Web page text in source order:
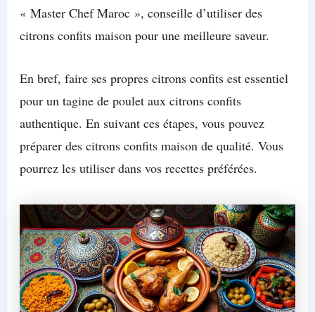
« Master Chef Maroc », conseille d’utiliser des
citrons confits maison pour une meilleure saveur.
En bref, faire ses propres citrons confits est essentiel
pour un tagine de poulet aux citrons confits
authentique. En suivant ces étapes, vous pouvez
préparer des citrons confits maison de qualité. Vous
pourrez les utiliser dans vos recettes préférées.